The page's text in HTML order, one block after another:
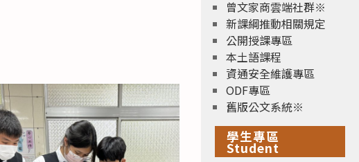
曾文家商雲端社群※
新課綱推動相關規定
公開授課專區
本土語課程
資通安全維護專區
ODF專區
舊版公文系統※
學生專區
Student